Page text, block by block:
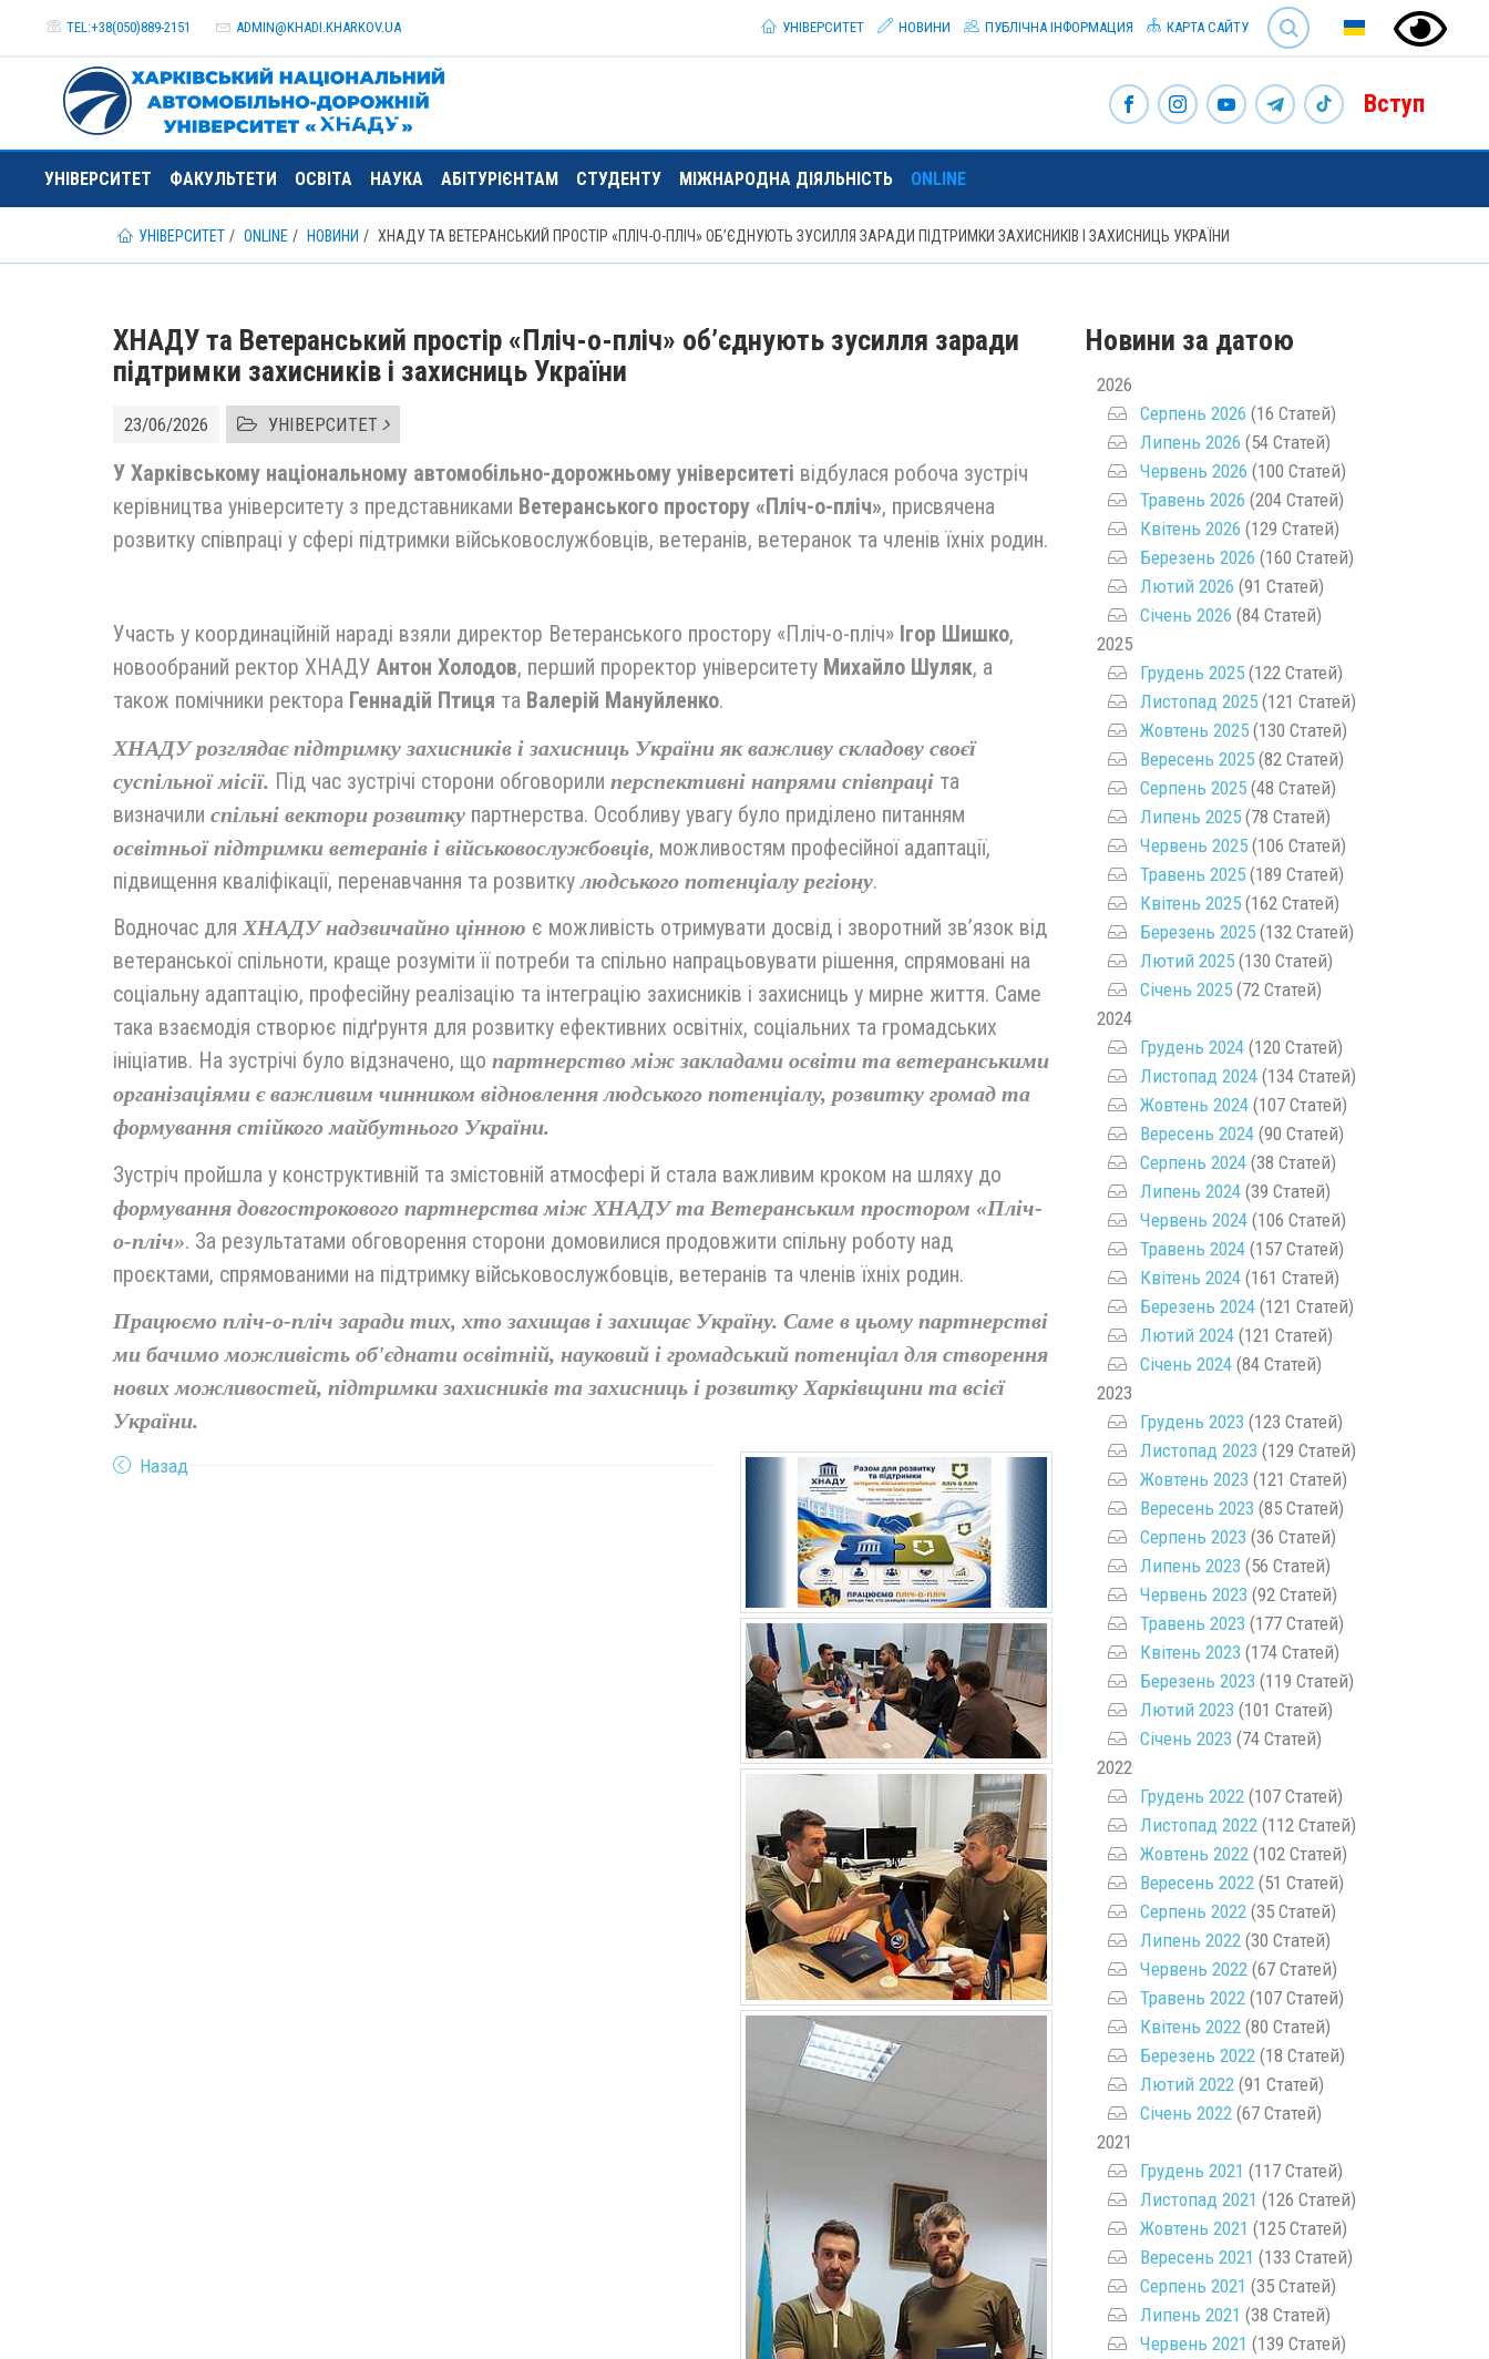
TEL:+38(050)889-2151 ADMIN@KHADI.KHARKOV.UA
SEARCH
УНІВЕРСИТЕТ
НОВИНИ ПУБЛІЧНА ІНФОРМАЦИЯ КАРТА САЙТУ
Вступ
УНІВЕРСИТЕТ ФАКУЛЬТЕТИ ОСВІТА НАУКА АБІТУРІЄНТАМ СТУДЕНТУ МІЖНАРОДНА ДІЯЛЬНІСТЬ ONLINE
УНІВЕРСИТЕТ ONLINE НОВИНИ ХНАДУ ТА ВЕТЕРАНСЬКИЙ ПРОСТІР «ПЛІЧ-О-ПЛІЧ» ОБ’ЄДНУЮТЬ ЗУСИЛЛЯ ЗАРАДИ ПІДТРИМКИ ЗАХИСНИКІВ І ЗАХИСНИЦЬ УКРАЇНИ
ХНАДУ та Ветеранський простір «Пліч-о-пліч» об’єднують зусилля заради
підтримки захисників і захисниць України
23/06/2026 УНІВЕРСИТЕТ
У Харківському національному автомобільно-дорожньому університеті відбулася робоча зустріч
керівництва університету з представниками Ветеранського простору «Пліч-о-пліч», присвячена
розвитку співпраці у сфері підтримки військовослужбовців, ветеранів, ветеранок та членів їхніх родин.
Участь у координаційній нараді взяли директор Ветеранського простору «Пліч-о-пліч» Ігор Шишко,
новообраний ректор ХНАДУ Антон Холодов, перший проректор університету Михайло Шуляк, а
також помічники ректора Геннадій Птиця та Валерій Мануйленко.
ХНАДУ розглядає підтримку захисників і захисниць України як важливу складову своєї
суспільної місії. Під час зустрічі сторони обговорили перспективні напрями співпраці та
визначили спільні вектори розвитку партнерства. Особливу увагу було приділено питанням
освітньої підтримки ветеранів і військовослужбовців, можливостям професійної адаптації,
підвищення кваліфікації, перенавчання та розвиткулюдського потенціалу регіону.
Водночас дляХНАДУ надзвичайно цінною є можливість отримувати досвід і зворотний зв’язок від
ветеранської спільноти, краще розуміти її потреби та спільно напрацьовувати рішення, спрямовані на
соціальну адаптацію, професійну реалізацію та інтеграцію захисників і захисниць у мирне життя. Саме
така взаємодія створює підґрунтя для розвитку ефективних освітніх, соціальних та громадських
ініціатив. На зустрічі було відзначено, що партнерство між закладами освіти та ветеранськими
організаціями є важливим чинником відновлення людського потенціалу, розвитку громад та
формування стійкого майбутнього України.
Зустріч пройшла у конструктивній та змістовній атмосфері й стала важливим кроком на шляху до
формування довгострокового партнерства між ХНАДУ та Ветеранським простором «Пліч-
о-пліч». За результатами обговорення сторони домовилися продовжити спільну роботу над
проєктами, спрямованими на підтримку військовослужбовців, ветеранів та членів їхніх родин.
Працюємо пліч-о-пліч заради тих, хто захищав і захищає Україну. Саме в цьому партнерстві
ми бачимо можливість об'єднати освітній, науковий і громадський потенціал для створення
нових можливостей, підтримки захисників та захисниць і розвитку Харківщини та всієї
України.
Назад
Новини за датою
2026
Серпень 2026 (16 Статей)
Липень 2026 (54 Статей)
Червень 2026 (100 Статей)
Травень 2026 (204 Статей)
Квітень 2026 (129 Статей)
Березень 2026 (160 Статей)
Лютий 2026 (91 Статей)
Січень 2026 (84 Статей)
2025
Грудень 2025(122 Статей)
Листопад 2025(121 Статей)
Жовтень 2025(130 Статей)
Вересень 2025(82 Статей)
Серпень 2025(48 Статей)
Липень 2025(78 Статей)
Червень 2025(106 Статей)
Травень 2025(189 Статей)
Квітень 2025(162 Статей)
Березень 2025(132 Статей)
Лютий 2025(130 Статей)
Січень 2025(72 Статей)
2024
Грудень 2024(120 Статей)
Листопад 2024(134 Статей)
Жовтень 2024(107 Статей)
Вересень 2024(90 Статей)
Серпень 2024(38 Статей)
Липень 2024(39 Статей)
Червень 2024(106 Статей)
Травень 2024(157 Статей)
Квітень 2024(161 Статей)
Березень 2024(121 Статей)
Лютий 2024(121 Статей)
Січень 2024(84 Статей)
2023
Грудень 2023 (123 Статей)
Листопад 2023 (129 Статей)
Жовтень 2023 (121 Статей)
Вересень 2023 (85 Статей)
Серпень 2023 (36 Статей)
Липень 2023 (56 Статей)
Червень 2023 (92 Статей)
Травень 2023 (177 Статей)
Квітень 2023 (174 Статей)
Березень 2023 (119 Статей)
Лютий 2023 (101 Статей)
Січень 2023 (74 Статей)
2022
Грудень 2022(107 Статей)
Листопад 2022(112 Статей)
Жовтень 2022(102 Статей)
Вересень 2022(51 Статей)
Серпень 2022(35 Статей)
Липень 2022(30 Статей)
Червень 2022(67 Статей)
Травень 2022(107 Статей)
Квітень 2022(80 Статей)
Березень 2022(18 Статей)
Лютий 2022(91 Статей)
Січень 2022(67 Статей)
2021
Грудень 2021 (117 Статей)
Листопад 2021 (126 Статей)
Жовтень 2021 (125 Статей)
Вересень 2021 (133 Статей)
Серпень 2021 (35 Статей)
Липень 2021 (38 Статей)
Червень 2021 (139 Статей)